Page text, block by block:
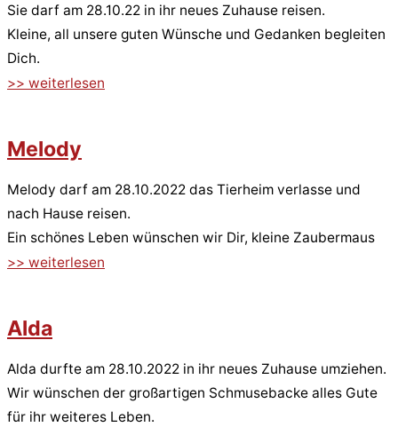
Sie darf am 28.10.22 in ihr neues Zuhause reisen.
Kleine, all unsere guten Wünsche und Gedanken begleiten
Dich.
>> weiterlesen
Melody
Melody darf am 28.10.2022 das Tierheim verlasse und
nach Hause reisen.
Ein schönes Leben wünschen wir Dir, kleine Zaubermaus
>> weiterlesen
Alda
Alda durfte am 28.10.2022 in ihr neues Zuhause umziehen.
Wir wünschen der großartigen Schmusebacke alles Gute
für ihr weiteres Leben.